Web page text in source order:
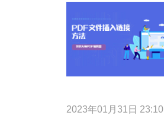
2023年01月31日 23:10